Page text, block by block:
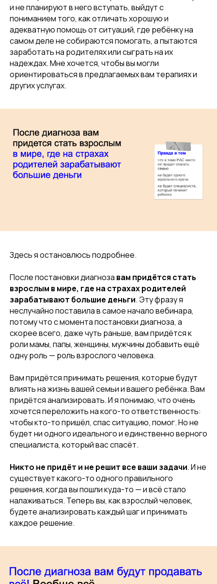
и не планируют в него вступать, выйдут с
пониманием того, как отличать хорошую и
адекватную помощь от ситуаций, где ребёнку на
самом деле не собираются помогать, а пытаются
заработать на родителях или сыграть на их
надеждах. Мне хочется, чтобы вы могли
ориентироваться в предлагаемых вам терапиях и
других услугах.
Здесь я остановлюсь подробнее.
После постановки диагноза вам придётся стать
взрослым в мире, где на страхах родителей
зарабатывают большие деньги. Эту фразу я
неслучайно поставила в самое начало вебинара,
потому что с момента постановки диагноза, а
скорее всего, даже чуть раньше, вам придётся к
роли мамы, папы, женщины, мужчины добавить ещё
одну роль — роль взрослого человека.
Вам придётся принимать решения, которые будут
влиять на жизнь вашей семьи и вашего ребёнка. Вам
придётся анализировать. И я понимаю, что очень
хочется переложить на кого-то ответственность:
чтобы кто-то пришёл, спас ситуацию, помог. Но не
будет ни одного идеального и единственно верного
специалиста, который вас спасёт.
Никто не придёт и не решит все ваши задачи. И не
существует какого-то одного правильного
решения, когда вы пошли куда-то — и всё стало
налаживаться. Теперь вы, как взрослый человек,
будете анализировать каждый шаг и принимать
каждое решение.